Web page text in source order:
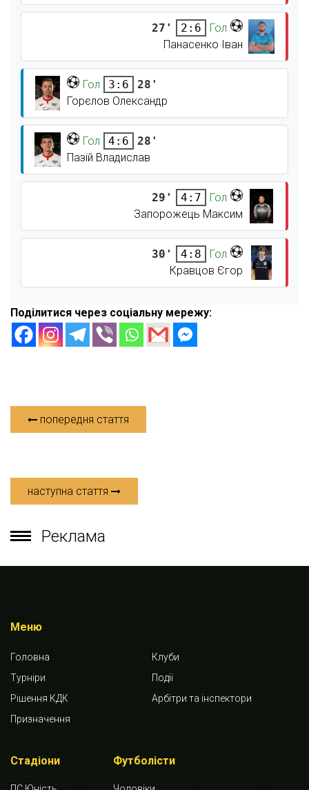
27' 2:6
Гол
Панасенко Іван
Гол 3:6
28'
Горєлов Олександр
Гол 4:6
28'
Пазій Владислав
29' 4:7
Гол
Запорожець Максим
30' 4:8
Гол
Кравцов Єгор
Поділитися через соціальну мережу:
попередня стаття
наступна стаття
Реклама
Меню
Головна
Клуби
Турніри
Події
Рішення КДК
Арбітри та інспектори
Призначення
Стадіони Футболісти